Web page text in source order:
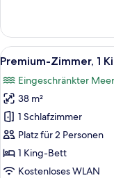
Suite,
3 Schlafzimmer,
Strandnähe
Alle
Fotos
für
Premium-
Zimmer,
1 King-
Bett,
eingeschränkter
8
Premium-Zimmer, 1
Eingeschränkter
38 m²
1 Schlafzimmer
Platz für 2 Personen
1 King-Bett
Kostenloses WLAN